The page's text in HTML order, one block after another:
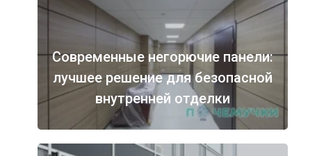
Современные негорючие панели:
лучшее решение для безопасной
внутренней отделки